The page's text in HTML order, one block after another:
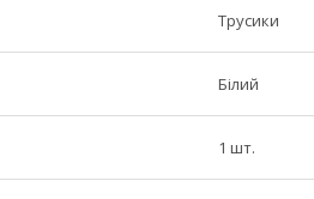
Трусики
Білий
1 шт.